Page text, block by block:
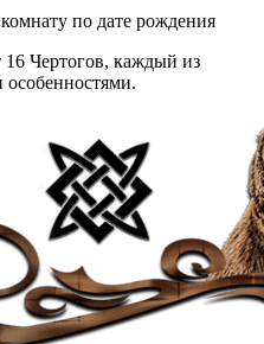
Чертогов, каждый из